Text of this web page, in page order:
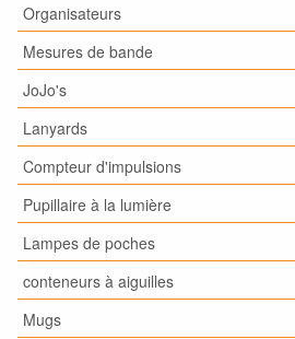
Organisateurs
Mesures de bande
JoJo's
Lanyards
Compteur d'impulsions
Pupillaire à la lumière
Lampes de poches
conteneurs à aiguilles
Mugs